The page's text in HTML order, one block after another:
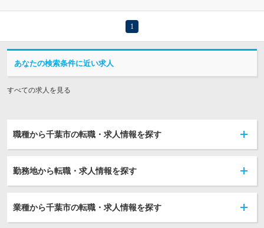
1
あなたの検索条件に近い求人
すべての求人を見る
職種から千葉市の転職・求人情報を探す
勤務地から転職・求人情報を探す
業種から千葉市の転職・求人情報を探す